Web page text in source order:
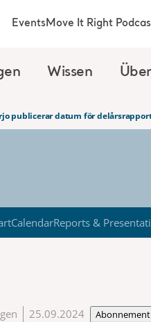
Wissen
EventsMove It Right
publicerar datum för
CalendarReports &
25.09.2024 Abonnement